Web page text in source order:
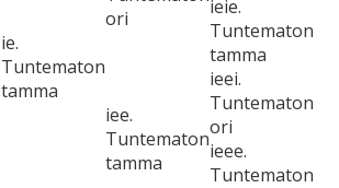
ie.
Tuntematon
tamma
ori
ieie.
Tuntematon
tamma
iee.
Tuntematon
tamma
ieei.
Tuntematon
ori
ieee.
Tuntematon